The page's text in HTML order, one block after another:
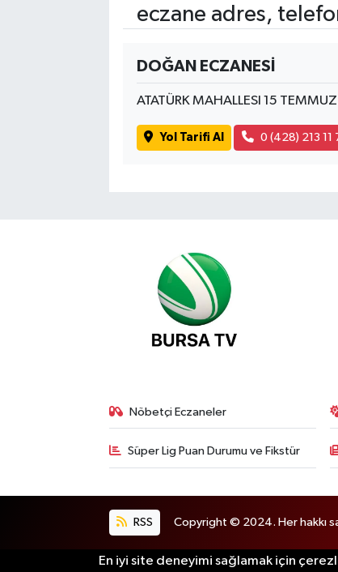
eczane adres,
DOĞAN ECZANESİ
ATATÜRK MAHALLESI 15
Yol Tarifi Al 0 (428) 213 11
Nöbetçi Eczaneler
Süper Lig Puan Durumu ve Fikstür
RSS Copyright © 2024. Her hakkı
En iyi site deneyimi sağlamak için